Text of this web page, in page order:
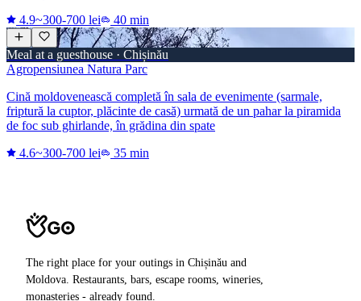
4.9~300-700 lei 40 min
Meal at a guesthouse · Chișinău
Agropensiunea Natura Parc
Cină moldovenească completă în sala de evenimente (sarmale,
friptură la cuptor, plăcinte de casă) urmată de un pahar la piramida
de foc sub ghirlande, în grădina din spate
4.6~300-700 lei 35 min
The right place for your outings in Chișinău and
Moldova. Restaurants, bars, escape rooms, wineries,
monasteries - already found.